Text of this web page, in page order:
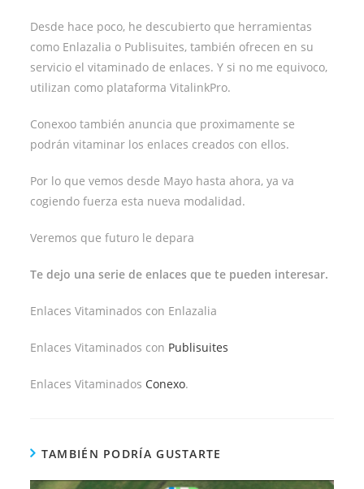
Desde hace poco, he descubierto que herramientas
como Enlazalia o Publisuites, también ofrecen en su
servicio el vitaminado de enlaces. Y si no me equivoco,
utilizan como plataforma VitalinkPro.
Conexoo también anuncia que proximamente se
podrán vitaminar los enlaces creados con ellos.
Por lo que vemos desde Mayo hasta ahora, ya va
cogiendo fuerza esta nueva modalidad.
Veremos que futuro le depara
Te dejo una serie de enlaces que te pueden interesar.
Enlaces Vitaminados con Enlazalia
Enlaces Vitaminados con Publisuites
Enlaces Vitaminados Conexo.
TAMBIÉN PODRÍA GUSTARTE